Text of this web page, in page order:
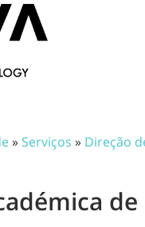
» Serviços » Direção